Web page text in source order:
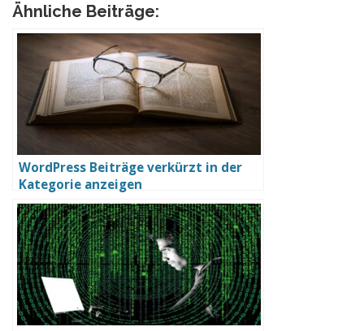
Ähnliche Beiträge:
WordPress Beiträge verkürzt in der
Kategorie anzeigen